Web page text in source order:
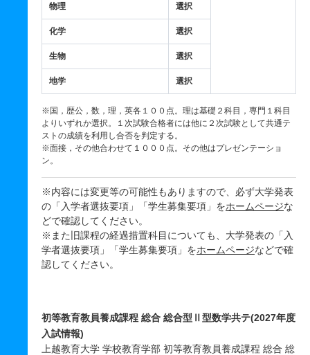
物理 選択
化学 選択
生物 選択
地学 選択
※国，歴公，数，理，英各１００点。理は基礎２科目，専門１科目
よりいずれか選択。１次試験合格者には他に２次試験として共通テ
ストの成績を利用し合否を判定する。
※面接，その他合わせて１０００点。その他はプレゼンテーショ
ン。
※内容には変更等の可能性もありますので、必ず大学発表
の「入学者選抜要項」「学生募集要項」をホームページな
どで確認してください。
※また旧課程の経過措置科目についても、大学発表の「入
学者選抜要項」「学生募集要項」をホームページなどで確
認してください。
初等教育教員養成課程 総合 総合型Ⅱ型数学共テ(2027年度
入試情報)
上越教育大学 学校教育学部 初等教育教員養成課程 総合 総